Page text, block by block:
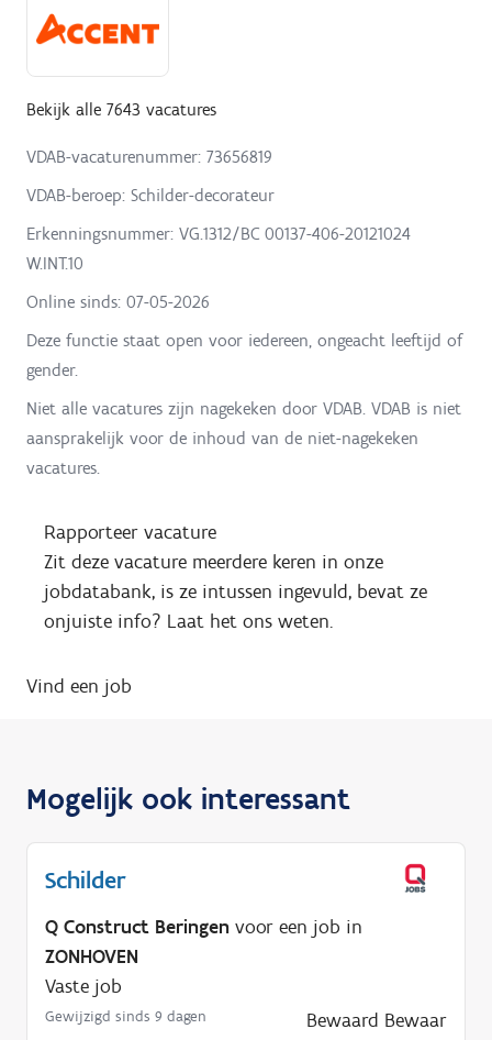
Bekijk alle 7643 vacatures
VDAB-vacaturenummer: 73656819
VDAB-beroep: Schilder-decorateur
Erkenningsnummer: VG.1312/BC 00137-406-20121024
W.INT.10
Online sinds: 07-05-2026
Deze functie staat open voor iedereen, ongeacht leeftijd of
gender.
Niet alle vacatures zijn nagekeken door VDAB. VDAB is niet
aansprakelijk voor de inhoud van de niet-nagekeken
vacatures.
Rapporteer vacature
Zit deze vacature meerdere keren in onze
jobdatabank, is ze intussen ingevuld, bevat ze
onjuiste info? Laat het ons weten.
Vind een job
Mogelijk ook interessant
Schilder
Q Construct Beringen voor een job in
ZONHOVEN
Vaste job
Gewijzigd sinds 9 dagen Bewaard Bewaar